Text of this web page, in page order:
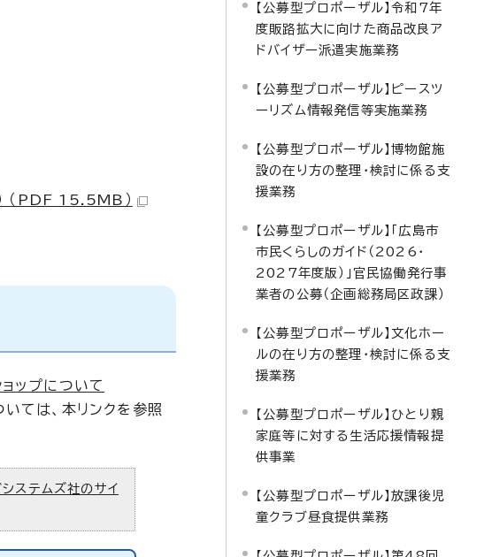
（PDF 15.5MB）
ップについて
ては、本リンクを参照
システムズ社のサイ
【公募型プロポーザル】令和7年
度販路拡大に向けた商品改良ア
ドバイザー派遣実施業務
【公募型プロポーザル】ピースツ
ーリズム情報発信等実施業務
【公募型プロポーザル】博物館施
設の在り方の整理・検討に係る支
援業務
【公募型プロポーザル】「広島市
市民くらしのガイド（2026・
2027年度版）」官民協働発行事
業者の公募（企画総務局区政課）
【公募型プロポーザル】文化ホー
ルの在り方の整理・検討に係る支
援業務
【公募型プロポーザル】ひとり親
家庭等に対する生活応援情報提
供事業
【公募型プロポーザル】放課後児
童クラブ昼食提供業務